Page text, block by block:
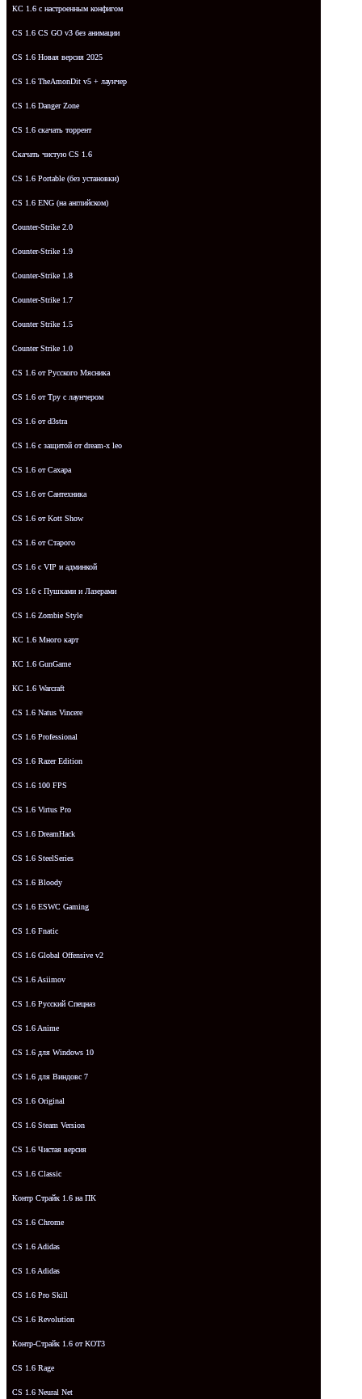
КС 1.6 с настроенным конфигом
CS 1.6 CS GO v3 без анимации
CS 1.6 Новая версия 2025
CS 1.6 TheAmonDit v5 + лаунчер
CS 1.6 Danger Zone
CS 1.6 скачать торрент
Скачать чистую CS 1.6
CS 1.6 Portable (без установки)
CS 1.6 ENG (на английском)
Counter-Strike 2.0
Counter-Strike 1.9
Counter-Strike 1.8
Counter-Strike 1.7
Counter Strike 1.5
Counter Strike 1.0
CS 1.6 от Русского Мясника
CS 1.6 от Tpy с лаунчером
CS 1.6 от d3stra
CS 1.6 с защитой от dream-x leo
CS 1.6 от Сахара
CS 1.6 от Сантехника
CS 1.6 от Kott Show
CS 1.6 от Старого
CS 1.6 с VIP и админкой
CS 1.6 с Пушками и Лазерами
CS 1.6 Zombie Style
КС 1.6 Много карт
КС 1.6 GunGame
КС 1.6 Warcraft
CS 1.6 Natus Vincere
CS 1.6 Professional
CS 1.6 Razer Edition
CS 1.6 100 FPS
CS 1.6 Virtus Pro
CS 1.6 DreamHack
CS 1.6 SteelSeries
CS 1.6 Bloody
CS 1.6 ESWC Gaming
CS 1.6 Fnatic
CS 1.6 Global Offensive v2
CS 1.6 Asiimov
CS 1.6 Русский Спецназ
CS 1.6 Anime
CS 1.6 для Windows 10
CS 1.6 для Виндовс 7
CS 1.6 Original
CS 1.6 Steam Version
CS 1.6 Чистая версия
CS 1.6 Classic
Контр Страйк 1.6 на ПК
CS 1.6 Chrome
CS 1.6 Adidas
CS 1.6 Adidas
CS 1.6 Pro Skill
CS 1.6 Revolution
Контр-Страйк 1.6 от KOT3
CS 1.6 Rage
CS 1.6 Neural Net